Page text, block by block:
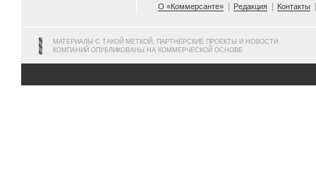
О «Коммерсанте»
Редакция Контакты
МАТЕРИАЛЫ С ТАКОЙ МЕТКОЙ, ПАРТНЕРСКИЕ ПРОЕКТЫ И НОВОСТИ
КОМПАНИЙ ОПУБЛИКОВАНЫ НА КОММЕРЧЕСКОЙ ОСНОВЕ